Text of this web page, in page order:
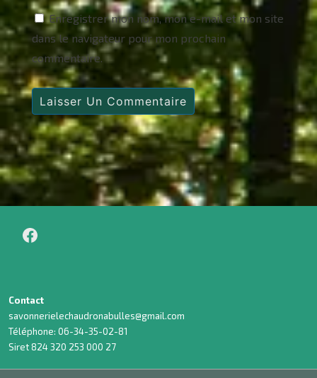
Enregistrer mon nom, mon e-mail et mon site
dans le navigateur pour mon prochain
commentaire.
Contact
savonnerielechaudronabulles@gmail.com
Téléphone: 06-34-35-02-81
Siret 824 320 253 000 27